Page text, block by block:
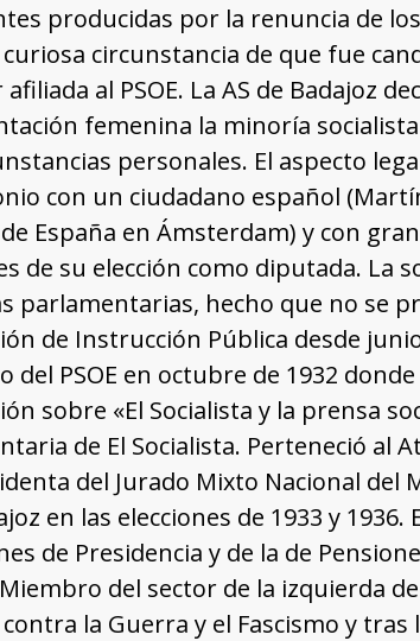
producidas por la renuncia de
curiosa circunstancia de que fue
al PSOE. La AS de Badajoz
femenina la minoría
personales. El aspecto
con un ciudadano español
España en Ámsterdam) y con
de su elección como diputada.
parlamentarias, hecho que no se
de Instrucción Pública desde
del PSOE en octubre de 1932
sobre «El Socialista y la prensa
de El Socialista. Perteneció al
del Jurado Mixto Nacional del
en las elecciones de 1933 y
de Presidencia y de la de
del sector de la izquierda
la Guerra y el Fascismo y